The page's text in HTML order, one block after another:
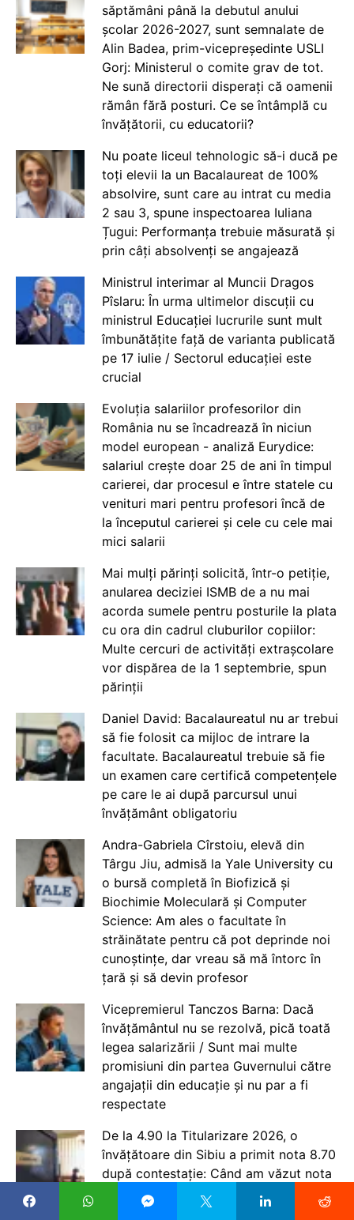
săptămâni până la debutul anului
școlar 2026-2027, sunt semnalate de
Alin Badea, prim-vicepreședinte USLI
Gorj: Ministerul o comite grav de tot.
Ne sună directorii disperați că oamenii
rămân fără posturi. Ce se întâmplă cu
învățătorii, cu educatorii?
Nu poate liceul tehnologic să-i ducă pe
toți elevii la un Bacalaureat de 100%
absolvire, sunt care au intrat cu media
2 sau 3, spune inspectoarea Iuliana
Țugui: Performanța trebuie măsurată și
prin câți absolvenți se angajează
Ministrul interimar al Muncii Dragos
Pîslaru: În urma ultimelor discuții cu
ministrul Educației lucrurile sunt mult
îmbunătățite față de varianta publicată
pe 17 iulie / Sectorul educației este
crucial
Evoluția salariilor profesorilor din
România nu se încadrează în niciun
model european - analiză Eurydice:
salariul crește doar 25 de ani în timpul
carierei, dar procesul e între statele cu
venituri mari pentru profesori încă de
la începutul carierei și cele cu cele mai
mici salarii
Mai mulți părinți solicită, într-o petiție,
anularea deciziei ISMB de a nu mai
acorda sumele pentru posturile la plata
cu ora din cadrul cluburilor copiilor:
Multe cercuri de activități extrașcolare
vor dispărea de la 1 septembrie, spun
părinții
Daniel David: Bacalaureatul nu ar trebui
să fie folosit ca mijloc de intrare la
facultate. Bacalaureatul trebuie să fie
un examen care certifică competențele
pe care le ai după parcursul unui
învățământ obligatoriu
Andra-Gabriela Cîrstoiu, elevă din
Târgu Jiu, admisă la Yale University cu
o bursă completă în Biofizică și
Biochimie Moleculară și Computer
Science: Am ales o facultate în
străinătate pentru că pot deprinde noi
cunoștințe, dar vreau să mă întorc în
țară și să devin profesor
Vicepremierul Tanczos Barna: Dacă
învățământul nu se rezolvă, pică toată
legea salarizării / Sunt mai multe
promisiuni din partea Guvernului către
angajații din educație și nu par a fi
respectate
De la 4.90 la Titularizare 2026, o
învățătoare din Sibiu a primit nota 8.70
după contestație: Când am văzut nota
inițială, nu mă puteam opri din plâns.
Mi-am dat seama că lucrarea mea nu a